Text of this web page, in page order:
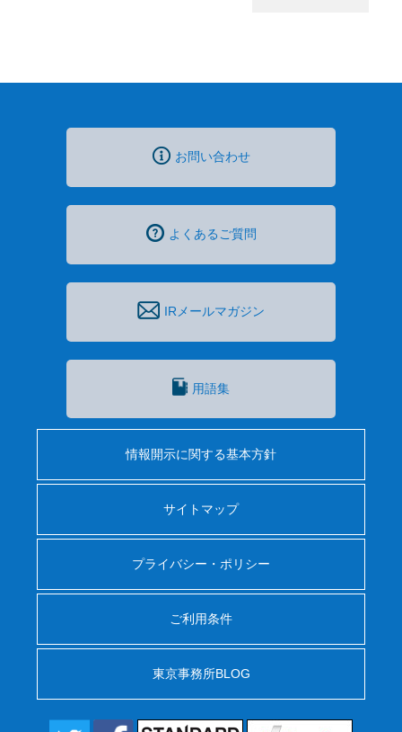
お問い合わせ
よくあるご質問
IRメールマガジン
用語集
情報開示に関する基本方針
サイトマップ
プライバシー・ポリシー
ご利用条件
東京事務所BLOG